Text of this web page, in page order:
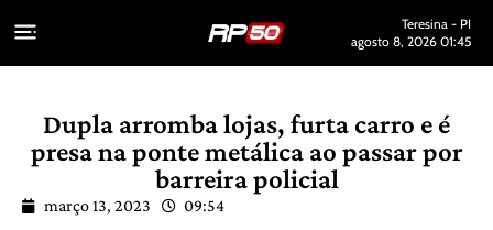
Teresina - PI
agosto 8, 2026 01:45
Dupla arromba lojas, furta carro e é
presa na ponte metálica ao passar por
barreira policial
março 13, 2023 09:54